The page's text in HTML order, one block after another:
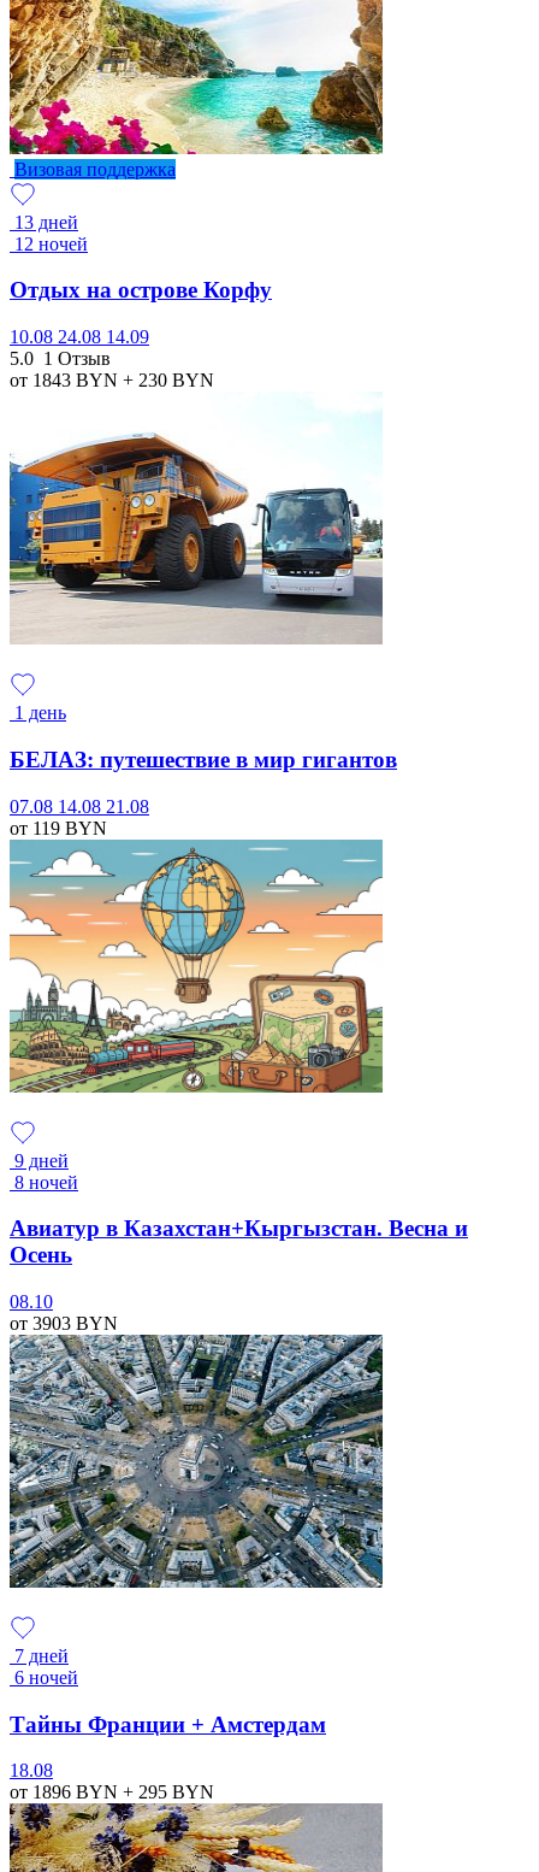
Визовая поддержка
13 дней
12 ночей
Отдых на острове Корфу
10.08 24.08 14.09
5.0 1 Отзыв
от 1843 BYN + 230 BYN
1 день
БЕЛАЗ: путешествие в мир гигантов
07.08 14.08 21.08
от 119 BYN
9 дней
8 ночей
Авиатур в Казахстан+Кыргызстан. Весна и
Осень
08.10
от 3903 BYN
7 дней
6 ночей
Тайны Франции + Амстердам
18.08
от 1896 BYN + 295 BYN